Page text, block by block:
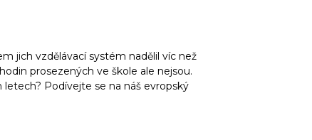
jich vzdělávací systém nadělil víc než
prosezených ve škole ale nejsou.
Podívejte se na náš evropský